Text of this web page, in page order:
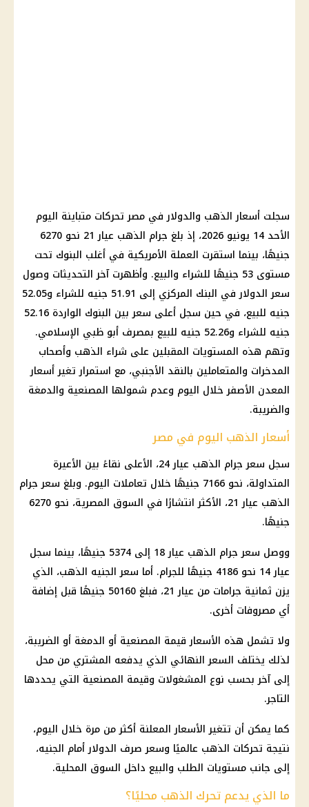
سجلت أسعار الذهب والدولار في مصر تحركات متباينة اليوم
الأحد 14 يونيو 2026، إذ بلغ جرام الذهب عيار 21 نحو 6270
جنيهًا، بينما استقرت العملة الأمريكية في أغلب البنوك تحت
مستوى 53 جنيهًا للشراء والبيع. وأظهرت آخر التحديثات وصول
سعر الدولار في البنك المركزي إلى 51.91 جنيه للشراء و52.05
جنيه للبيع، في حين سجل أعلى سعر بين البنوك الواردة 52.16
جنيه للشراء و52.26 جنيه للبيع بمصرف أبو ظبي الإسلامي.
وتهم هذه المستويات المقبلين على شراء الذهب وأصحاب
المدخرات والمتعاملين بالنقد الأجنبي، مع استمرار تغير أسعار
المعدن الأصفر خلال اليوم وعدم شمولها المصنعية والدمغة
والضريبة.
أسعار الذهب اليوم في مصر
سجل سعر جرام الذهب عيار 24، الأعلى نقاءً بين الأعيرة
المتداولة، نحو 7166 جنيهًا خلال تعاملات اليوم. وبلغ سعر جرام
الذهب عيار 21، الأكثر انتشارًا في السوق المصرية، نحو 6270
جنيهًا.
ووصل سعر جرام الذهب عيار 18 إلى 5374 جنيهًا، بينما سجل
عيار 14 نحو 4186 جنيهًا للجرام. أما سعر الجنيه الذهب، الذي
يزن ثمانية جرامات من عيار 21، فبلغ 50160 جنيهًا قبل إضافة
أي مصروفات أخرى.
ولا تشمل هذه الأسعار قيمة المصنعية أو الدمغة أو الضريبة،
لذلك يختلف السعر النهائي الذي يدفعه المشتري من محل
إلى آخر بحسب نوع المشغولات وقيمة المصنعية التي يحددها
التاجر.
كما يمكن أن تتغير الأسعار المعلنة أكثر من مرة خلال اليوم،
نتيجة تحركات الذهب عالميًا وسعر صرف الدولار أمام الجنيه،
إلى جانب مستويات الطلب والبيع داخل السوق المحلية.
ما الذي يدعم تحرك الذهب محليًا؟